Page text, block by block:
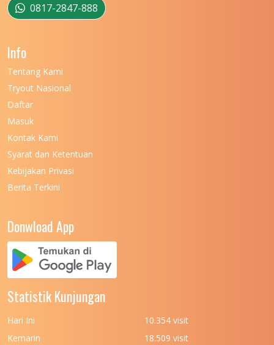
0817-2847-888
Info
Tentang Kami
Tryout Nasional
Daftar
Masuk
Kontak Kami
Syarat dan Ketentuan
Kebijakan Privasi
Berita Terkini
Donwload App
Statistik Kunjungan
Hari Ini
10.354 visit
Kemarin
18.509 visit